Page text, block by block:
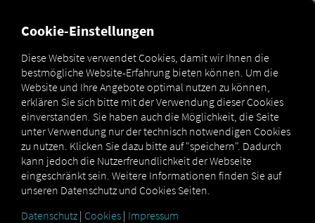
Marketplace
MAN
DigitalServices
MAN
Now
MAN
TimeInfo
Jetzt anmelden und buchen
Cookie-Einstellungen
Diese Website verwendet Cookies, damit wir Ihnen die
bestmögliche Website-Erfahrung bieten können. Um die
Website und Ihre Angebote optimal nutzen zu können,
erklären Sie sich bitte mit der Verwendung dieser Cookies
einverstanden. Sie haben auch die Möglichkeit, die Seite
unter Verwendung nur der technisch notwendigen Cookies
zu nutzen. Klicken Sie dazu bitte auf "speichern". Dadurch
kann jedoch die Nutzerfreundlichkeit der Webseite
eingeschränkt sein. Weitere Informationen finden Sie auf
unseren Datenschutz und Cookies Seiten.
Datenschutz | Cookies | Impressum